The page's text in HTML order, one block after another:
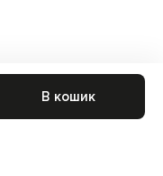
В кошик